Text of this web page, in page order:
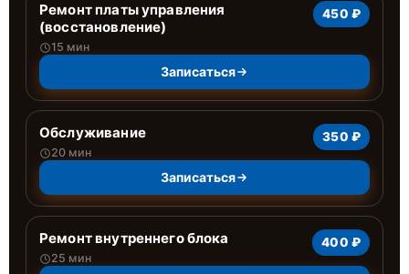
Ремонт платы управления
(восстановление)
15 мин
450 ₽
Записаться
Обслуживание
20 мин
350 ₽
Записаться
Ремонт внутреннего блока
25 мин
400 ₽